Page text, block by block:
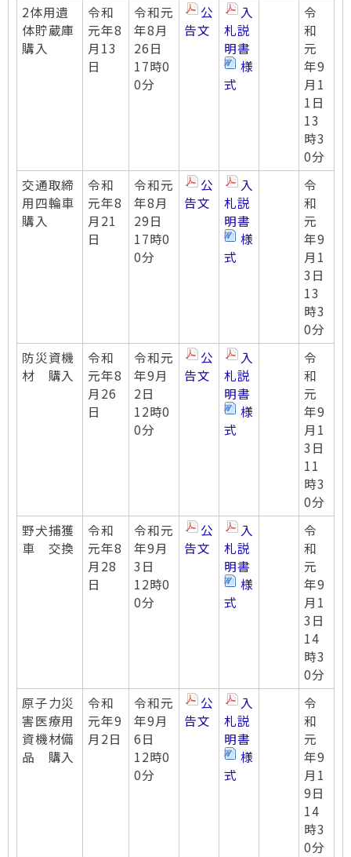
2体用遺
体貯蔵庫
購入
令和
元年8
月13
日
令和元
年8月
26日
17時0
0分
公
告文
入
札説
明書
様
式
令
和
元
年9
月1
1日
13
時3
0分
交通取締
用四輪車
購入
令和
元年8
月21
日
令和元
年8月
29日
17時0
0分
公
告文
入
札説
明書
様
式
令
和
元
年9
月1
3日
13
時3
0分
防災資機
材 購入
令和
元年8
月26
日
令和元
年9月
2日
12時0
0分
公
告文
入
札説
明書
様
式
令
和
元
年9
月1
3日
11
時3
0分
野犬捕獲
車 交換
令和
元年8
月28
日
令和元
年9月
3日
12時0
0分
公
告文
入
札説
明書
様
式
令
和
元
年9
月1
3日
14
時3
0分
原子力災
害医療用
資機材備
品 購入
令和
元年9
月2日
令和元
年9月
6日
12時0
0分
公
告文
入
札説
明書
様
式
令
和
元
年9
月1
9日
14
時3
0分